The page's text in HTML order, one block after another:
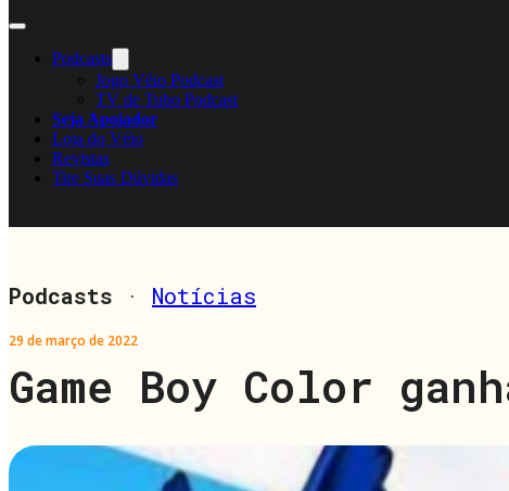
Podcasts
Jogo Véio Podcast
TV de Tubo Podcast
Seja Apoiador
Loja do Véio
Revistas
Tire Suas Dúvidas
Podcasts · Notícias
29 de março de 2022
Game Boy Color